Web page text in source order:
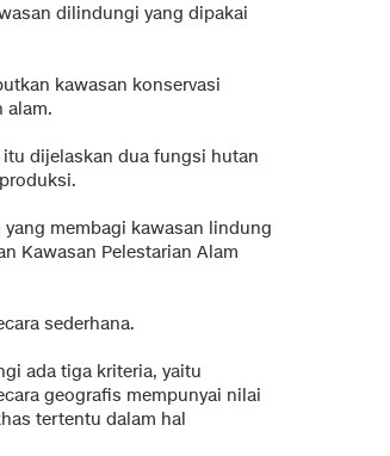
dilindungi yang dipakai
kawasan konservasi
alam.
itu dijelaskan dua fungsi hutan
yang membagi kawasan lindung
Kawasan Pelestarian Alam
sederhana.
ada tiga kriteria, yaitu
geografis mempunyai nilai
tertentu dalam hal